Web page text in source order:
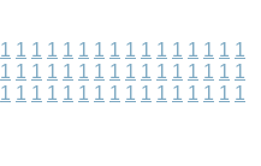
1 1 1 1 1 1 1 1 1 1 1 1 1 1 1 1
1 1 1 1 1 1 1 1 1 1 1 1 1 1 1 1
1 1 1 1 1 1 1 1 1 1 1 1 1 1 1 1